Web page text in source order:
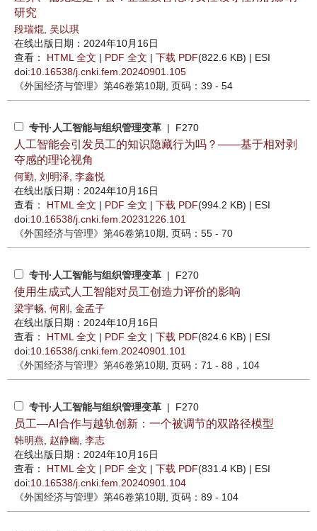
研究
段瑞焜 吴以琪
在线出版日期：2024年10月16日
查看： HTML 全文 | PDF 全文 | 下载 PDF(822.6 KB) | ESI
doi:10.16538/j.cnki.fem.20240901.105
《外国经济与管理》 第46卷第10期 , 页码：39 - 54
专刊·人工智能与组织管理变革 | F270
人工智能会引发员工的知识隐藏行为吗？——基于相对剥
夺感的理论视角
何勤 刘明泽 李鑫悦
在线出版日期：2024年10月16日
查看： HTML 全文 | PDF 全文 | 下载 PDF(994.2 KB) | ESI
doi:10.16538/j.cnki.fem.20231226.101
《外国经济与管理》 第46卷第10期 , 页码：55 - 70
专刊·人工智能与组织管理变革 | F270
使用生成式人工智能对员工创造力评价的影响
梁宇畅 何刚
金孟子
在线出版日期：2024年10月16日
查看： HTML 全文 | PDF 全文 | 下载 PDF(824.6 KB) | ESI
doi:10.16538/j.cnki.fem.20240901.101
《外国经济与管理》 第46卷第10期 , 页码：71 - 88，104
专刊·人工智能与组织管理变革 | F270
员工—AI合作与越轨创新：一个被调节的双路径模型
韩明燕 赵静幽 李志
在线出版日期：2024年10月16日
查看： HTML 全文 | PDF 全文 | 下载 PDF(831.4 KB) | ESI
doi:10.16538/j.cnki.fem.20240901.104
《外国经济与管理》 第46卷第10期 , 页码：89 - 104